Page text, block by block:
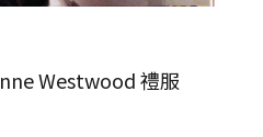
Westwood 禮服